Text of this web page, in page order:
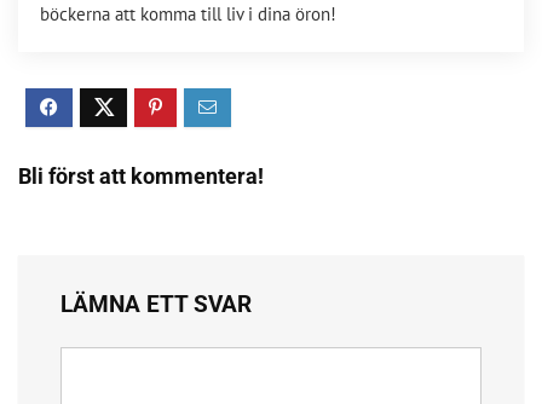
böckerna att komma till liv i dina öron!
Bli först att kommentera!
LÄMNA ETT SVAR